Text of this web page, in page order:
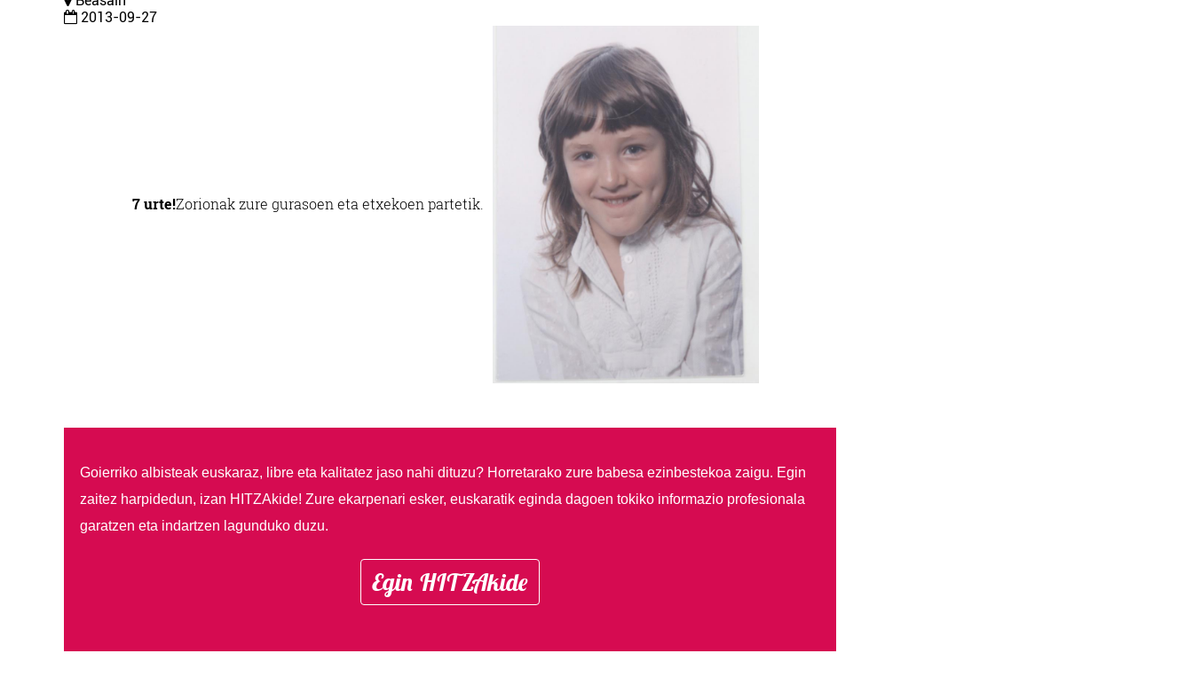
2013-09-27
7 urte!Zorionak zure gurasoen eta etxekoen partetik.
Goierriko albisteak euskaraz, libre eta kalitatez jaso nahi dituzu? Horretarako zure babesa ezinbestekoa zaigu. Egin
zaitez harpidedun, izan HITZAkide! Zure ekarpenari esker, euskaratik eginda dagoen tokiko informazio profesionala
garatzen eta indartzen lagunduko duzu.
Egin HITZAkide